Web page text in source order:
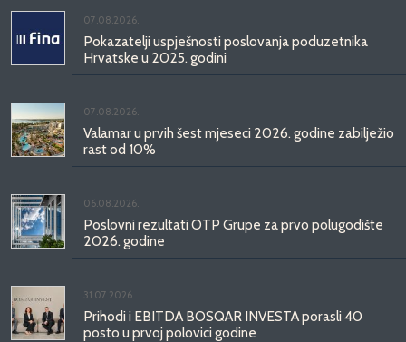
07.08.2026.
Pokazatelji uspješnosti poslovanja poduzetnika
Hrvatske u 2025. godini
07.08.2026.
Valamar u prvih šest mjeseci 2026. godine zabilježio
rast od 10%
06.08.2026.
Poslovni rezultati OTP Grupe za prvo polugodište
2026. godine
31.07.2026.
Prihodi i EBITDA BOSQAR INVESTA porasli 40
posto u prvoj polovici godine